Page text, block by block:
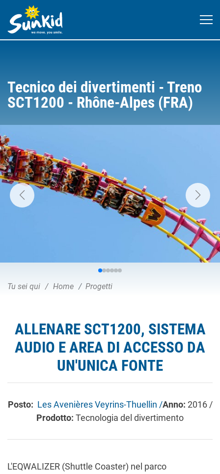
Tecnico dei divertimenti - Treno
SCT1200 - Rhône-Alpes (FRA)
Tu sei qui Home Progetti
ALLENARE SCT1200, SISTEMA
AUDIO E AREA DI ACCESSO DA
UN'UNICA FONTE
Posto: Les Avenières Veyrins-Thuellin /Anno: 2016 /
Prodotto: Tecnologia del divertimento
L'EQWALIZER (Shuttle Coaster) nel parco